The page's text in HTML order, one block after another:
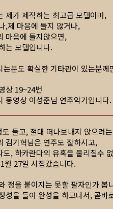
제가 제작하는 최고급 모델이며,
,제 마음에 들지 않거나,
마음에 들지않으면,
는 모델입니다.
는분도 확실한 기타관이 있는분
상 19~24번
동영상 이성준님 연주악기입니다.
도 들고, 절대 떠나보내지 않으려
김기혁님은 연주도 잘하시고,
도, 하카란다의 유혹을 물리칠수
월 27일 시집갔습니다.
정을 붙이지는 못할 팔자인가 봅
성을 들여 완성을 하고나서, 곧